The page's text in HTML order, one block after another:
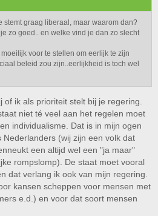
stemt graag liberaal, maar waarom dan?
zo goed.. en welke vind je dan zo slecht
voor te stellen om eerlijk te zijn
beleid zou zijn..eerlijkheid is toch wel
of ik als prioriteit stelt bij je regering.
niet té veel aan het regelen moet
individualisme. Dat is in mijn ogen
(wij zijn een volk dat
een altijd wel een "ja maar"
rompslomp). De staat moet vooral
dat verlang ik ook van mijn regering.
kansen scheppen voor mensen met
e.d.) en voor dat soort mensen